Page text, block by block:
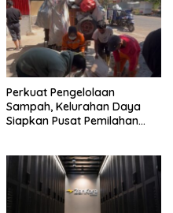
Perkuat Pengelolaan
Sampah, Kelurahan Daya
Siapkan Pusat Pemilahan